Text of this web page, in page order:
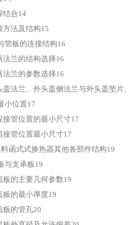
结合14
方法及结构15
管板的连接结构16
法兰的结构选择16
法兰的参数选择16
盖法兰、外头盖侧法兰与外头盖垫片
小位置17
接管位置的最小尺寸17
接管位置最小尺寸17
料函式式换热器其他各部件结构19
与支承板19
板的主要几何参数19
板的最小厚度19
板的管孔20